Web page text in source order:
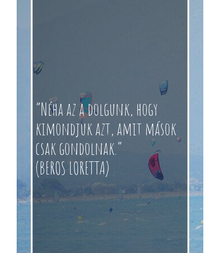
“Néha az a dolgunk, hogy
kimondjuk azt, amit mások
csak gondolnak.”
(BEROS LORETTA)